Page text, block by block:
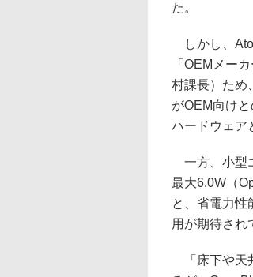
た。
しかし、
「OEMメー
村課長）ため
がOEM向け
ハードウェア
一方、小型
最大6.0W（
と、省電力性
用が期待され
「床下や天